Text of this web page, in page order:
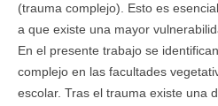
(trauma complejo). Esto es
a que existe una mayor
En el presente trabajo se
complejo en las facultades
escolar. Tras el trauma existe una